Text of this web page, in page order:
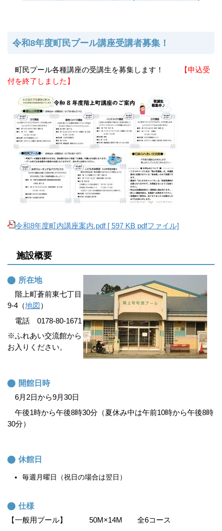
令和8年度町民プール講座受講者募集！
町民プール各種講座の受講生を募集します！
【申込受
付を終了しました】
令和8年度町内講座案内.pdf [ 597 KB pdfファイル]
施設概要
所在地
階上町蒼前東七丁目
9-4（地図）
電話 0178-80-1671
※ふれあい交流館から
お入りください。
開館日時
6月2日から9月30日
午後1時から午後8時30分（夏休み中は午前10時から午後8時
30分）
休館日
毎週月曜日（祝日の場合は翌日）
仕様
【一般用プール】 50M×14M 全6コース